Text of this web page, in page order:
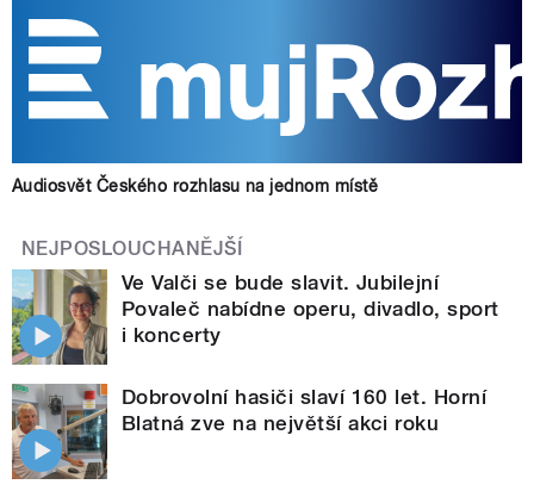
Audiosvět Českého rozhlasu na jednom místě
NEJPOSLOUCHANĚJŠÍ
Ve Valči se bude slavit. Jubilejní
Povaleč nabídne operu, divadlo, sport
i koncerty
Dobrovolní hasiči slaví 160 let. Horní
Blatná zve na největší akci roku